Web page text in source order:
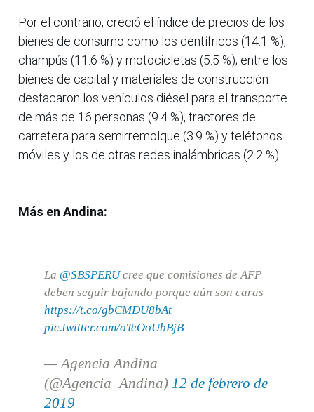
Por el contrario, creció el índice de precios de los
bienes de consumo como los dentífricos (14.1 %),
champús (11.6 %) y motocicletas (5.5 %); entre los
bienes de capital y materiales de construcción
destacaron los vehículos diésel para el transporte
de más de 16 personas (9.4 %), tractores de
carretera para semirremolque (3.9 %) y teléfonos
móviles y los de otras redes inalámbricas (2.2 %).
Más en Andina:
La @SBSPERUcree que comisiones de AFP
deben seguir bajando porque aún son caras
https://t.co/gbCMDU8bAt
pic.twitter.com/oTeOoUbBjB
— Agencia Andina
(@Agencia_Andina) 12 de febrero de
2019